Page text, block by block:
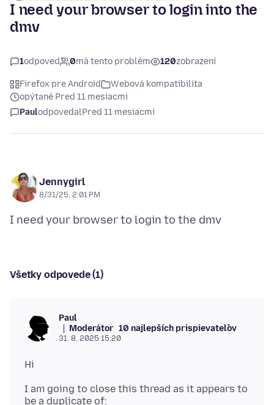
I need your browser to login into the
dmv
1odpoveď 0má tento problém 120zobrazení
Firefox pre Android
Webová kompatibilita
opýtané Pred 11 mesiacmi
PaulodpovedalPred 11 mesiacmi
Jennygirl
8/31/25, 2:01 PM
Všetky odpovede (1)
Paul
Moderátor 10 najlepších prispievateľov
31. 8. 2025 15:20
I am going to close this thread as it appears to